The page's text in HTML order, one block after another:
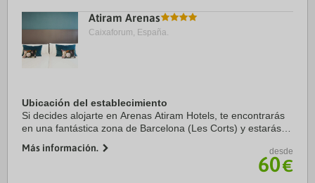
Atiram Arenas
Caixaforum, España.
Ubicación del establecimiento
Si decides alojarte en Arenas Atiram Hotels, te encontrarás
en una fantástica zona de Barcelona (Les Corts) y estarás a
Espanya. Además, este hotel se ...
Más información. desde
60€